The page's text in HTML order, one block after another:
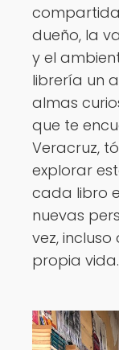
dueño, la
y el
librería un
almas
que te
Veracruz,
explorar
cada libro
nuevas
vez,
propia